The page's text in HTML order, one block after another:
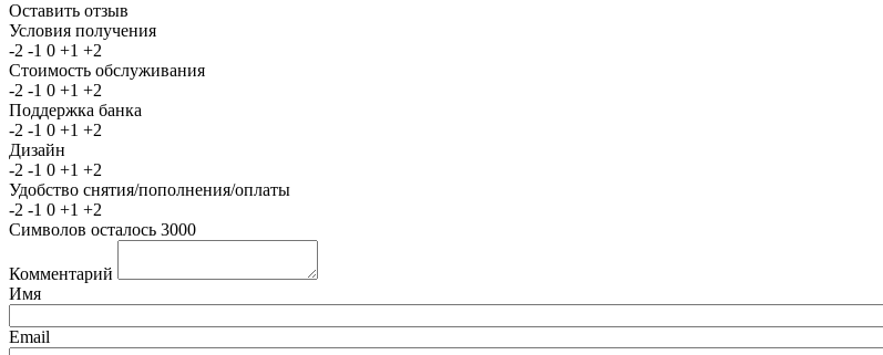
Оставить отзыв
Условия получения
-2 -1 0 +1 +2
Стоимость обслуживания
-2 -1 0 +1 +2
Поддержка банка
-2 -1 0 +1 +2
Дизайн
-2 -1 0 +1 +2
Удобство снятия/пополнения/оплаты
-2 -1 0 +1 +2
Символов осталось 3000
Комментарий
Имя
Email